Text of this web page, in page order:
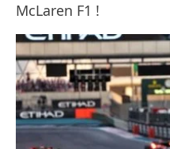
McLaren F1 !